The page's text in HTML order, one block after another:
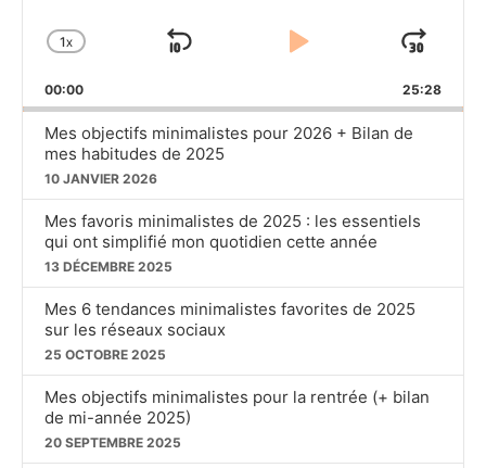
CHANGE
RATE
1X
SKIP
PLAY
PAUSE
00:00 25:28
Mes objectifs minimalistes pour 2026 + Bilan de
mes habitudes de 2025
10 JANVIER 2026
Mes favoris minimalistes de 2025 : les essentiels
qui ont simplifié mon quotidien cette année
13 DÉCEMBRE 2025
Mes 6 tendances minimalistes favorites de 2025
sur les réseaux sociaux
25 OCTOBRE 2025
Mes objectifs minimalistes pour la rentrée (+ bilan
de mi-année 2025)
20 SEPTEMBRE 2025